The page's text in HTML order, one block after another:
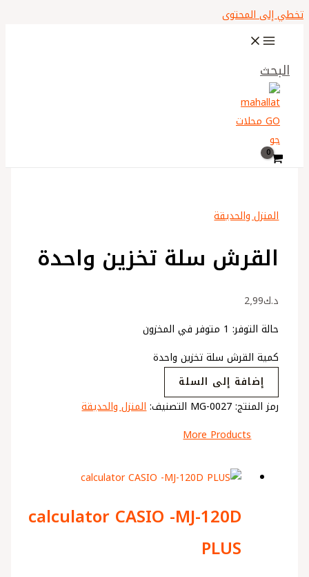
تخطي إلى المحتوى
البحث
المنزل والحديقة
القرش سلة تخزين واحدة
د.ك2٫99
حالة التوفر: 1 متوفر في المخزون
كمية القرش سلة تخزين واحدة
إضافة إلى السلة
رمز المنتج:MG-0027 التصنيف:المنزل والحديقة
More Products
calculator CASIO -MJ-120D
PLUS